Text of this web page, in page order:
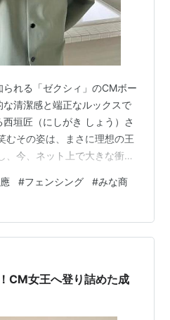
れる「ゼクシィ」のCMボー
清潔感と端正なルックスで
垣匠（にしがき しょう）さ
むその姿は、まさに理想の王
、今、ネット上で大きな衝撃
クシィのCMに出ているあの
？」 「フェンシングで日本
てマンガの設定じゃない
クを持つ彼の、現場での本当
一見、非の打ち所がない完
隠された、ス…
#フェンシング #みな商
CM女王へ登り詰めた成